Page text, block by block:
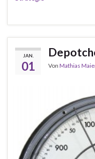
JAN.
01 Von Mathias